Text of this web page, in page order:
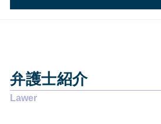
個人再生 手続き
過払い金 弁護士
自己破産 デメリット メリット
債務整理 弁護士費用 相場
労働問題 解決方法
労働問題 相談 電話
労働問題 解決策
労働問題 相談
相続 静岡県
相続 島田市
交通事故 藤枝市
弁護士紹介